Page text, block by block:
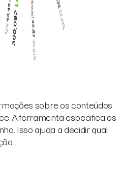
sobre os conteúdos
A ferramenta especifica os
Isso ajuda a decidir qual